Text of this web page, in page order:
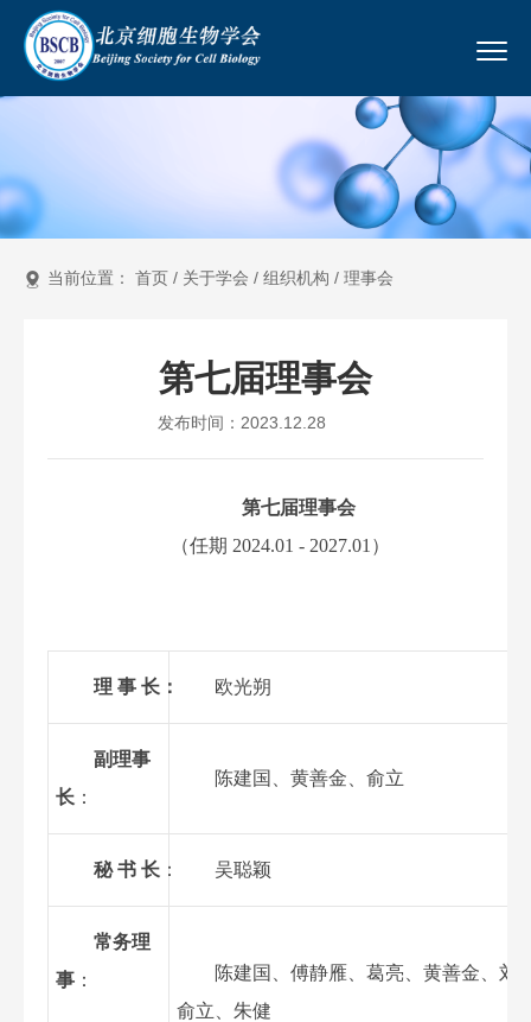
当前位置： 首页 / 关于学会 / 组织机构 / 理事会
第七届理事会
发布时间：2023.12.28
第七届理事会
（任期 2024.01 - 2027.01 ）
理 事 长： 欧光朔
副理事
长 ：
陈建国、黄善金、俞立
秘 书 长 ： 吴聪颖
常务理
事 ： 陈建国、傅静雁、葛亮 、黄善金、 刘
俞立 、朱健